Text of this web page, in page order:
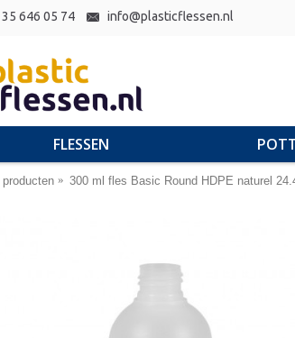
35 646 05 74 info@plasticflessen.nl
FLESSEN
300 ml fles Basic Round HDPE naturel